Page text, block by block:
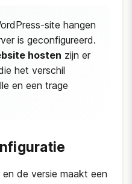
site hangen
is geconfigureerd.
hosten zijn er
het verschil
en een trage
de versie maakt een